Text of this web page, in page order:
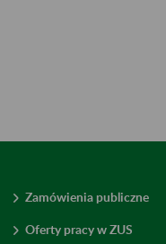
Zamówienia publiczne
Oferty pracy w ZUS